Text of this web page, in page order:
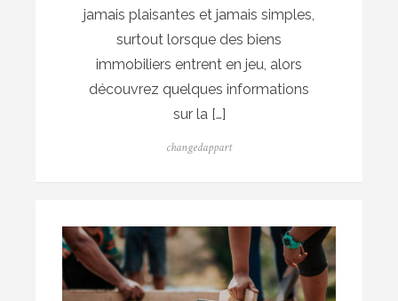
jamais plaisantes et jamais simples,
surtout lorsque des biens
immobiliers entrent en jeu, alors
découvrez quelques informations
sur la […]
Posted
Author
changedappart